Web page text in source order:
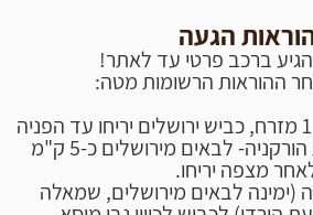
הגעה
ברכב פרטי עד לאתר!
ההוראות הרשומות מטה:
יש לנסוע בכביש מס' 1 מזרח, כביש ירושלים יריחו עד הפניה
לנבי מוסא ולבקעת הורקניה- לבאים מירושלים כ-5 ק"מ
מצפה יריחו.
(ימינה לבאים מירושלים, שמאלה